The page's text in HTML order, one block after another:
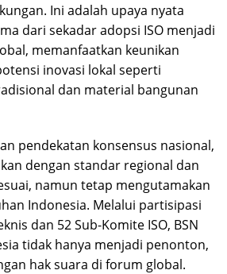
Ini adalah upaya nyata
dari sekadar adopsi ISO menjadi
memanfaatkan keunikan
inovasi lokal seperti
dan material bangunan
pendekatan konsensus nasional,
dengan standar regional dan
namun tetap mengutamakan
Indonesia. Melalui partisipasi
dan 52 Sub-Komite ISO, BSN
tidak hanya menjadi penonton,
hak suara di forum global.